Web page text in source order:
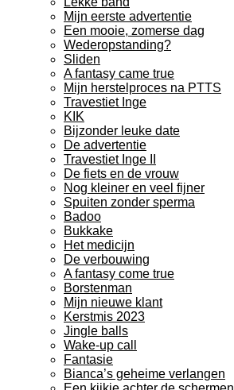
Mijn eerste advertentie
Een mooie, zomerse dag
Wederopstanding?
Sliden
A fantasy came true
Mijn herstelproces na PTTS
Travestiet Inge
KIK
Bijzonder leuke date
De advertentie
Travestiet Inge II
De fiets en de vrouw
Nog kleiner en veel fijner
Spuiten zonder sperma
Badoo
Bukkake
Het medicijn
De verbouwing
A fantasy come true
Borstenman
Mijn nieuwe klant
Kerstmis 2023
Jingle balls
Wake-up call
Fantasie
Bianca’s geheime verlangen